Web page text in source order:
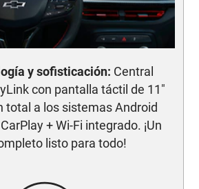
y sofisticación: Central
con pantalla táctil de 11"
total a los sistemas Android
+ Wi-Fi integrado. ¡Un
listo para todo!